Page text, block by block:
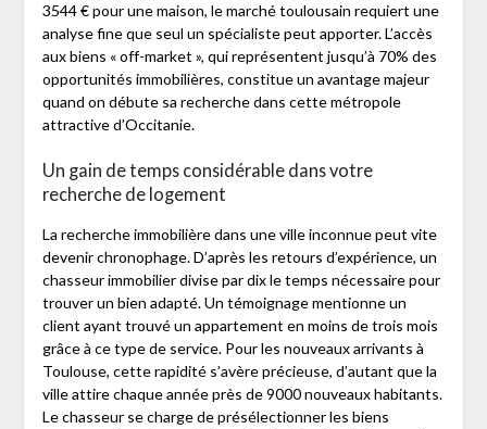
3544 € pour une maison, le marché toulousain requiert une
analyse fine que seul un spécialiste peut apporter. L’accès
aux biens « off-market », qui représentent jusqu’à 70% des
opportunités immobilières, constitue un avantage majeur
quand on débute sa recherche dans cette métropole
attractive d’Occitanie.
Un gain de temps considérable dans votre
recherche de logement
La recherche immobilière dans une ville inconnue peut vite
devenir chronophage. D’après les retours d’expérience, un
chasseur immobilier divise par dix le temps nécessaire pour
trouver un bien adapté. Un témoignage mentionne un
client ayant trouvé un appartement en moins de trois mois
grâce à ce type de service. Pour les nouveaux arrivants à
Toulouse, cette rapidité s’avère précieuse, d’autant que la
ville attire chaque année près de 9000 nouveaux habitants.
Le chasseur se charge de présélectionner les biens